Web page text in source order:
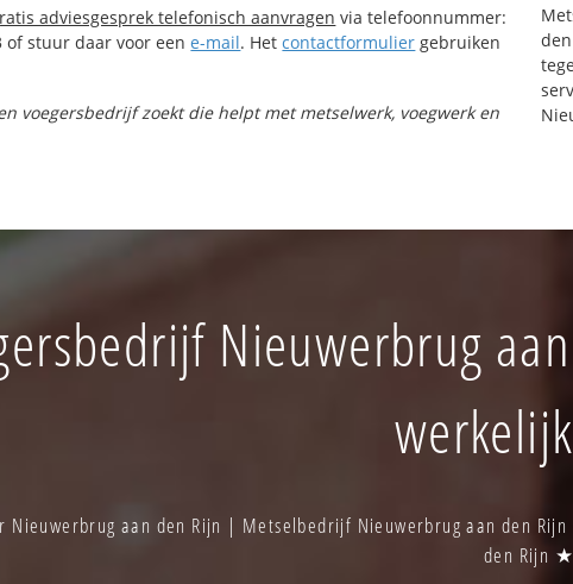
adviesgesprek telefonisch aanvragen via telefoonnummer:
of stuur daar voor eene-mail. Hetcontactformulier gebruiken
voegersbedrijf zoekt die helpt met metselwerk, voegwerk en
Nieuwerbrug
aan den Rijn | Metselbedrijf Nieuwerbrug aan den
den Rijn ★